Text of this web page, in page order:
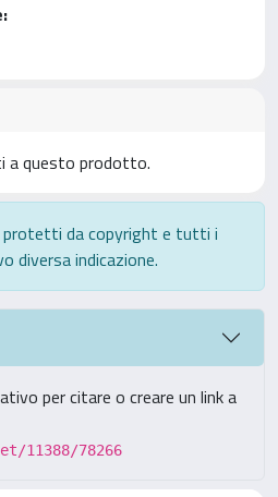
a questo prodotto.
protetti da copyright e tutti i
diversa indicazione.
per citare o creare un link a
11388/78266